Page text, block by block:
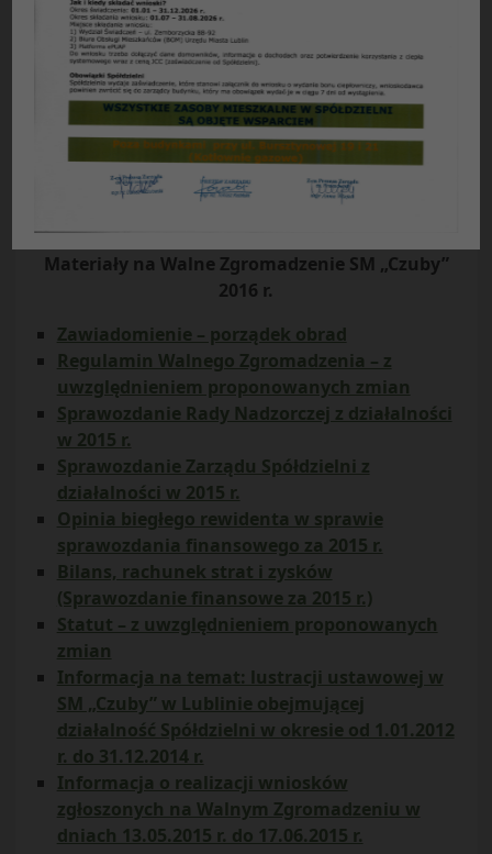
Szanowni Mieszkańcy
Informacja w sprawie walnego zgromadzenia
dotycząca członków posiadających więcej niż jedno
prawo do lokalu
Budżet Obywatelski 2017. Znamy nowe zasady
Harmonogram zebrań części Walnego
Zgromadzenia – 27.04.2016 r. – 31.05.2016 r.
Materiały na Walne Zgromadzenie SM „Czuby”
2016 r.
Zawiadomienie – porządek obrad
Regulamin Walnego Zgromadzenia – z
uwzględnieniem proponowanych zmian
Sprawozdanie Rady Nadzorczej z działalności
w 2015 r.
Sprawozdanie Zarządu Spółdzielni z
działalności w 2015 r.
Opinia biegłego rewidenta w sprawie
sprawozdania finansowego za 2015 r.
Bilans, rachunek strat i zysków
(Sprawozdanie finansowe za 2015 r.)
Statut – z uwzględnieniem proponowanych
zmian
Informacja na temat: lustracji ustawowej w
SM „Czuby” w Lublinie obejmującej
działalność Spółdzielni w okresie od 1.01.2012
r. do 31.12.2014 r.
Informacja o realizacji wniosków
zgłoszonych na Walnym Zgromadzeniu w
dniach 13.05.2015 r. do 17.06.2015 r.